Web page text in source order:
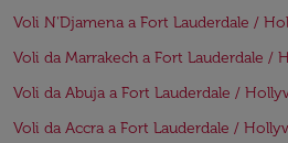
Voli N'Djamena a Fort Lauderdale /
Voli da Marrakech a Fort Lauderdale /
Voli da Abuja a Fort Lauderdale /
Voli da Accra a Fort Lauderdale /